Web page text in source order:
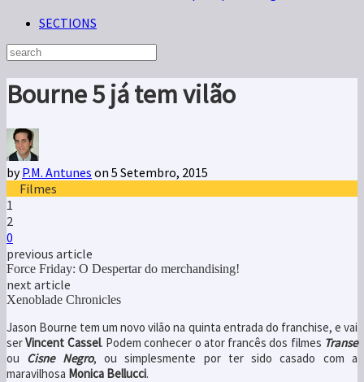
SECTIONS
Bourne 5 já tem vilão
byP.M. Antunes on 5 Setembro, 2015
Filmes
1
2
0
previous article
Force Friday: O Despertar do merchandising!
next article
Xenoblade Chronicles
Jason Bourne tem um novo vilão na quinta entrada do franchise, e vai
serVincent Cassel. Podem conhecer o ator francês dos filmes Transe
ou Cisne Negro, ou simplesmente por ter sido casado com a
maravilhosa Monica Bellucci.